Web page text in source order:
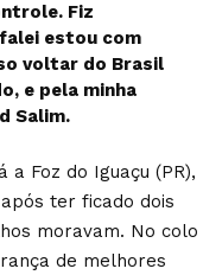
Fiz
estou com
voltar do Brasil
e pela minha
Salim.
Foz do Iguaçu (PR),
ter ficado dois
moravam. No colo
de melhores